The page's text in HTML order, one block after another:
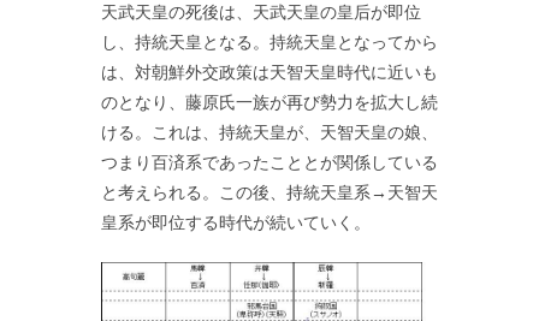
天武天皇の死後は、天武天皇の皇后が即位
し、持統天皇となる。持統天皇となってから
は、対朝鮮外交政策は天智天皇時代に近いも
のとなり、藤原氏一族が再び勢力を拡大し続
ける。これは、持統天皇が、天智天皇の娘、
つまり百済系であったこととが関係している
と考えられる。この後、持統天皇系→天智天
皇系が即位する時代が続いていく。